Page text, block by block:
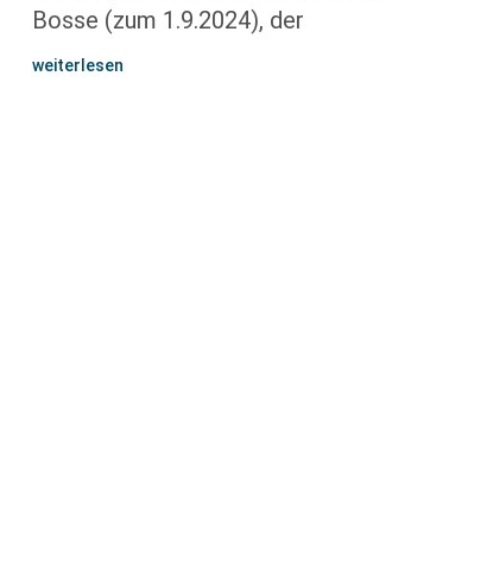
Bosse (zum 1.9.2024), der
weiterlesen